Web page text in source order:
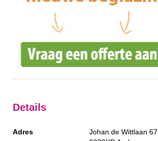
Details
Adres
Johan de Wittlaan 67